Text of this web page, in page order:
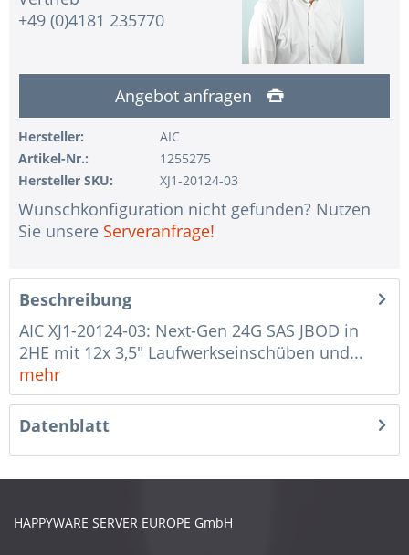
+49 (0)4181 235770
Angebot anfragen
Hersteller:
AIC
Artikel-Nr.:
1255275
Hersteller SKU:
XJ1-20124-03
Wunschkonfiguration nicht gefunden? Nutzen
Sie unsere Serveranfrage!
Beschreibung
AIC XJ1-20124-03: Next-Gen 24G SAS JBOD in
2HE mit 12x 3,5" Laufwerkseinschüben und...
mehr
Datenblatt
HAPPYWARE SERVER EUROPE GmbH